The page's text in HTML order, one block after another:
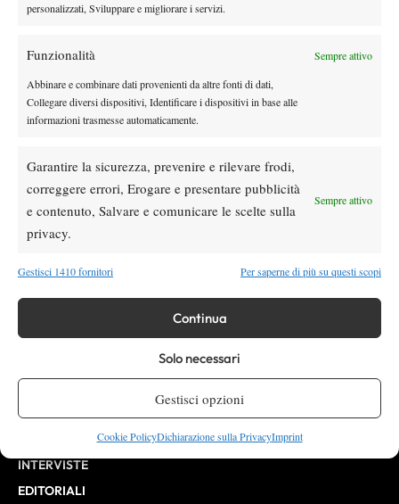
personalizzati, Sviluppare e migliorare i servizi.
Funzionalità Sempre attivo
Abbinare e combinare dati provenienti da altre fonti di dati,
Collegare diversi dispositivi, Identificare i dispositivi in base alle
informazioni trasmesse automaticamente.
Garantire la sicurezza, prevenire e rilevare frodi,
correggere errori, Erogare e presentare pubblicità
e contenuto, Salvare e comunicare le scelte sulla
privacy.
Sempre attivo
Gestisci 1410 fornitori Per saperne di più su questi scopi
Continua
Solo necessari
Gestisci opzioni
Cookie PolicyDichiarazione sulla PrivacyImprint
10268 del 15/09/2025
Editore:VIBES MEDIA SRL , P.iva 14250480960
Direttore Responsabile: Alessandro Nizegorodcew
HOME
ATP
ATP FINALS
INTERVISTE
EDITORIALI